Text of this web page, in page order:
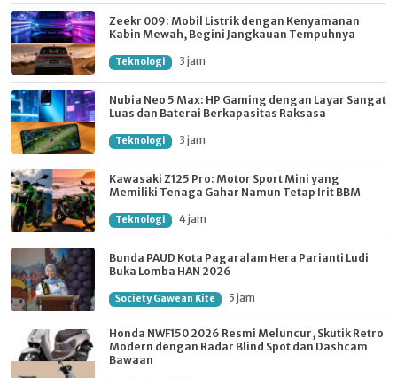
Zeekr 009: Mobil Listrik dengan Kenyamanan
Kabin Mewah, Begini Jangkauan Tempuhnya
Teknologi 3 jam
Nubia Neo 5 Max: HP Gaming dengan Layar Sangat
Luas dan Baterai Berkapasitas Raksasa
Teknologi 3 jam
Kawasaki Z125 Pro: Motor Sport Mini yang
Memiliki Tenaga Gahar Namun Tetap Irit BBM
Teknologi 4 jam
Bunda PAUD Kota Pagaralam Hera Parianti Ludi
Buka Lomba HAN 2026
Society Gawean Kite 5 jam
Honda NWF150 2026 Resmi Meluncur, Skutik Retro
Modern dengan Radar Blind Spot dan Dashcam
Bawaan